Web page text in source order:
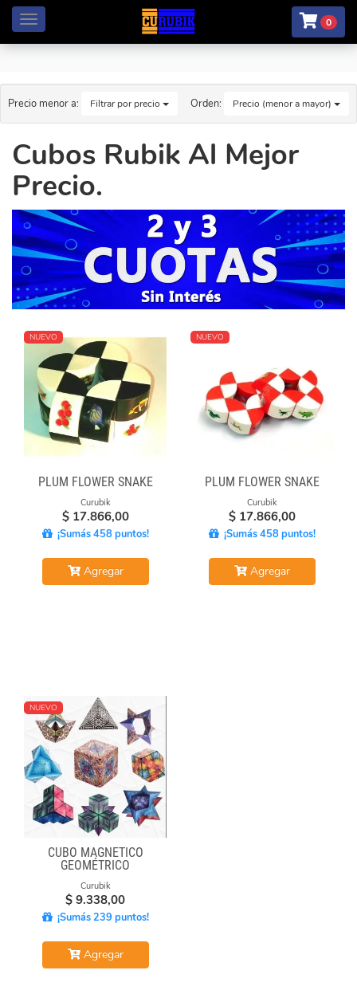
Menú 0
Precio menor a: Filtrar por precio Orden: Precio (menor a mayor)
Cubos Rubik Al Mejor
Precio.
NUEVO
PLUM FLOWER SNAKE
Curubik
$ 17.866,00
¡Sumás 458 puntos!
Agregar
NUEVO
PLUM FLOWER SNAKE
Curubik
$ 17.866,00
¡Sumás 458 puntos!
Agregar
NUEVO
CUBO MAGNÉTICO
GEOMÉTRICO
Curubik
$ 9.338,00
¡Sumás 239 puntos!
Agregar